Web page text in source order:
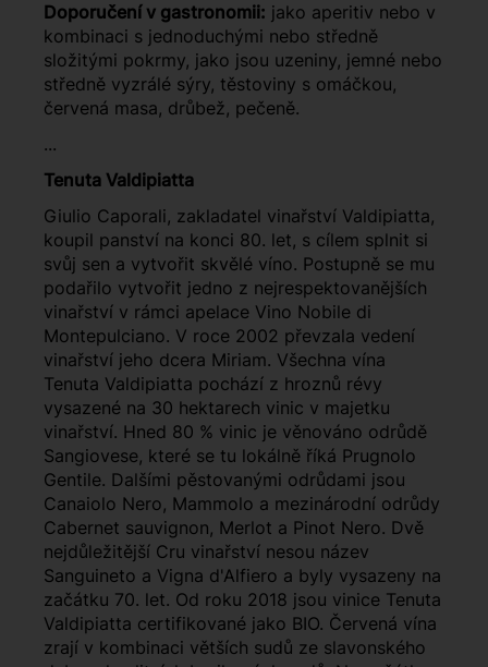
Doporučení v gastronomii: jako aperitiv nebo v
kombinaci s jednoduchými nebo středně
složitými pokrmy, jako jsou uzeniny, jemné nebo
středně vyzrálé sýry, těstoviny s omáčkou,
červená masa, drůbež, pečeně.
...
Tenuta Valdipiatta
Giulio Caporali, zakladatel vinařství Valdipiatta,
koupil panství na konci 80. let, s cílem splnit si
svůj sen a vytvořit skvělé víno. Postupně se mu
podařilo vytvořit jedno z nejrespektovanějších
vinařství v rámci apelace Vino Nobile di
Montepulciano. V roce 2002 převzala vedení
vinařství jeho dcera Miriam. Všechna vína
Tenuta Valdipiatta pochází z hroznů révy
vysazené na 30 hektarech vinic v majetku
vinařství. Hned 80 % vinic je věnováno odrůdě
Sangiovese, které se tu lokálně říká Prugnolo
Gentile. Dalšími pěstovanými odrůdami jsou
Canaiolo Nero, Mammolo a mezinárodní odrůdy
Cabernet sauvignon, Merlot a Pinot Nero. Dvě
nejdůležitější Cru vinařství nesou název
Sanguineto a Vigna d'Alfiero a byly vysazeny na
začátku 70. let. Od roku 2018 jsou vinice Tenuta
Valdipiatta certifikované jako BIO. Červená vína
zrají v kombinaci větších sudů ze slavonského